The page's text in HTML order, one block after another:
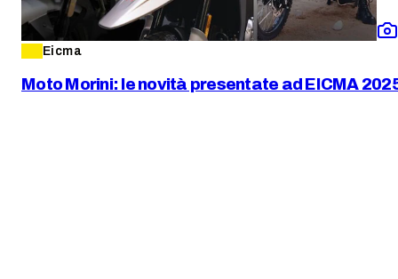
Eicma
Moto Morini: le novità presentate ad EICMA